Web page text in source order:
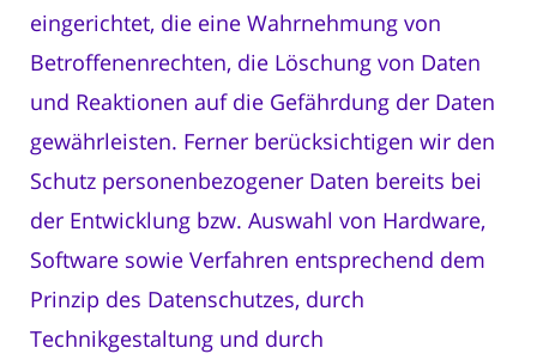
eingerichtet, die eine Wahrnehmung von
Betroffenenrechten, die Löschung von Daten
und Reaktionen auf die Gefährdung der Daten
gewährleisten. Ferner berücksichtigen wir den
Schutz personenbezogener Daten bereits bei
der Entwicklung bzw. Auswahl von Hardware,
Software sowie Verfahren entsprechend dem
Prinzip des Datenschutzes, durch
Technikgestaltung und durch